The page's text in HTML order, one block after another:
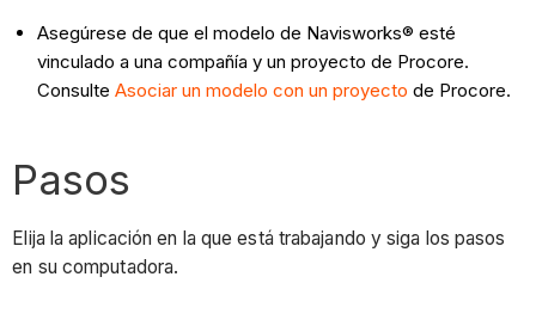
Asegúrese de que el modelo de Navisworks® esté
vinculado a una compañía y un proyecto de Procore.
ConsulteAsociar un modelo con un proyecto de Procore.
Pasos
Elija la aplicación en la que está trabajando y siga los pasos
en su computadora.